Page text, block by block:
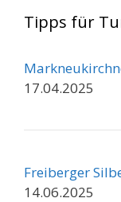
Tipps für
17.04.2025
Freiberger
14.06.2025